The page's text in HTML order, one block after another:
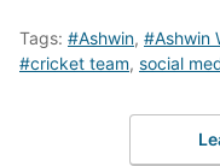
Tags: #Ashwin, #Ashwin
#cricket team, social